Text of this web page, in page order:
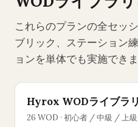
これらのプランの全セッ
ブリック、ステーション
ョンを単体でも実施できま
Hyrox WODライブラ
26 WOD · 初心者 / 中級 / 上級